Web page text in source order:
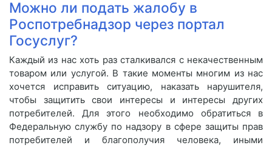
Можно ли подать жалобу в
Роспотребнадзор через портал
Госуслуг?
Каждый из нас хоть раз сталкивался с некачественным
товаром или услугой. В такие моменты многим из нас
хочется исправить ситуацию, наказать нарушителя,
чтобы защитить свои интересы и интересы других
потребителей. Для этого необходимо обратиться в
Федеральную службу по надзору в сфере защиты прав
потребителей и благополучия человека, иными